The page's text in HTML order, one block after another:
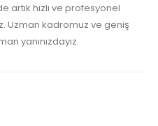
artık hızlı ve profesyonel
Uzman kadromuz ve geniş
yanınızdayız.